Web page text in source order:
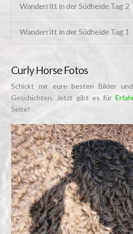
Wanderritt in der Südheide Tag 2
Wanderritt in der Südheide Tag 1
Curly Horse Fotos
Schickt mir eure besten Bilder
Geschichten. Jetzt gibt es für
Seite!